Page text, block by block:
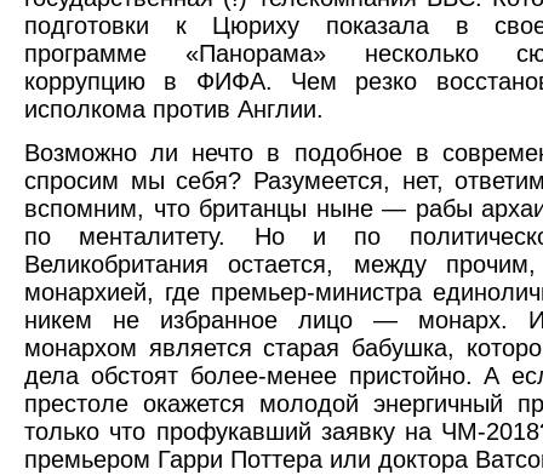
подготовки к Цюриху показала в
программе «Панорама» несколько
коррупцию в ФИФА. Чем резко
исполкома против Англии.
Возможно ли нечто в подобное в
спросим мы себя? Разумеется, нет,
вспомним, что британцы ныне — рабы
по менталитету. Но и по
Великобритания остается, между
монархией, где премьер-министра
никем не избранное лицо — монарх.
монархом является старая бабушка,
дела обстоят более-менее пристойно. А
престоле окажется молодой энергичный
только что профукавший заявку на ЧМ-
премьером Гарри Поттера или доктора